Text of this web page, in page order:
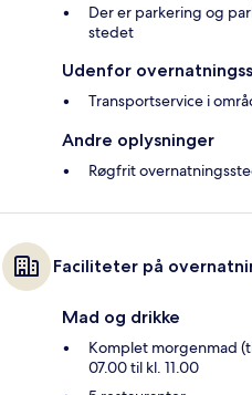
Der er parkering og
stedet
Udenfor
Transportservice i
Andre oplysninger
Røgfrit
Faciliteter på
Mad og drikke
Komplet morgenmad
07.00 til kl. 11.00